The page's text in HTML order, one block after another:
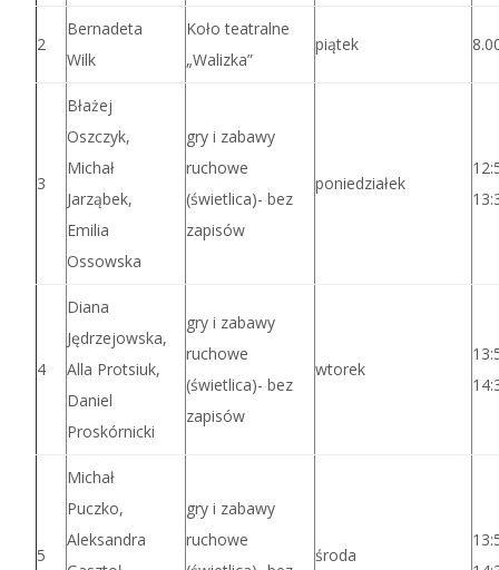
2
Bernadeta
Wilk
Koło teatralne
„Walizka”
piątek
3
Błażej
Oszczyk,
Michał
Jarząbek,
Emilia
Ossowska
gry i zabawy
ruchowe
(świetlica)- bez
zapisów
poniedziałek
4
Diana
Jędrzejowska,
Alla Protsiuk,
Daniel
Proskórnicki
gry i zabawy
ruchowe
(świetlica)- bez
zapisów
wtorek
5
Michał
Puczko,
Aleksandra
gry i zabawy
ruchowe
środa